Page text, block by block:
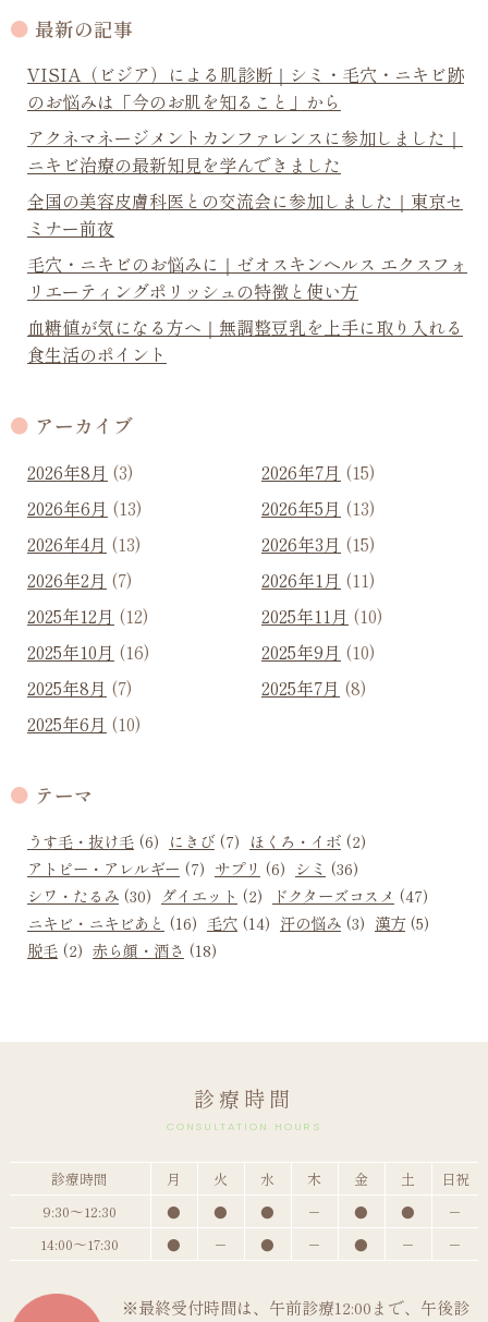
最新の記事
VISIA（ビジア）による肌診断｜シミ・毛穴・ニキビ跡
のお悩みは「今のお肌を知ること」から
アクネマネージメントカンファレンスに参加しました｜
ニキビ治療の最新知見を学んできました
全国の美容皮膚科医との交流会に参加しました｜東京セ
ミナー前夜
毛穴・ニキビのお悩みに｜ゼオスキンヘルス エクスフォ
リエーティングポリッシュの特徴と使い方
血糖値が気になる方へ｜無調整豆乳を上手に取り入れる
食生活のポイント
アーカイブ
2026年8月 (3) 2026年7月 (15)
2026年6月 (13) 2026年5月 (13)
2026年4月 (13) 2026年3月 (15)
2026年2月 (7) 2026年1月 (11)
2025年12月 (12) 2025年11月 (10)
2025年10月 (16) 2025年9月 (10)
2025年8月 (7) 2025年7月 (8)
2025年6月 (10)
テーマ
うす毛・抜け毛 (6) にきび (7) ほくろ・イボ (2)
アトピー・アレルギー (7) サプリ (6) シミ (36)
シワ・たるみ (30) ダイエット (2) ドクターズコスメ (47)
ニキビ・ニキビあと (16) 毛穴 (14) 汗の悩み (3) 漢方 (5)
脱毛 (2) 赤ら顔・酒さ (18)
診療時間
CONSULTATION HOURS
診療時間 月 火 水 木 金 土
日祝
9:30～12:30
● ● ● － ● ●
－
14:00～17:30
● － ● － ● － －
※最終受付時間は、午前診療12:00まで、午後診